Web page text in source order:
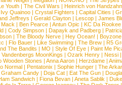
Youth | The Civil Wars | Heinrich von
Ivy Quainoo | Crystal Fighters | Capital Cities |
Jeffreys | Gerald Clayton | Lescop | James
| Ben Pearce | Antun Opic | KC Da Rookee
| Cody Simpson | Dapayk and Padberg |
| The Bloody Nerve| Hey Ocean! | Boyzone
| Flo Bauer | Like Swimming | The Brew | R5
The Bandits | MO | Style Of Eye | Paint Me
Vandenbergs MoonKings | Ozark Henry| Nessi|
Wooden Stones | Anna Aaron| Herzdame|
Normal | Pentatonix | Sophie Hunger | The
Candy | Doja Cat | Eat The Gun |
Sandwich | Fiona Bevan | Aneta Sablik |